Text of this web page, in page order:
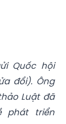
Quốc hội
đổi). Ông
Luật đã
phát triển